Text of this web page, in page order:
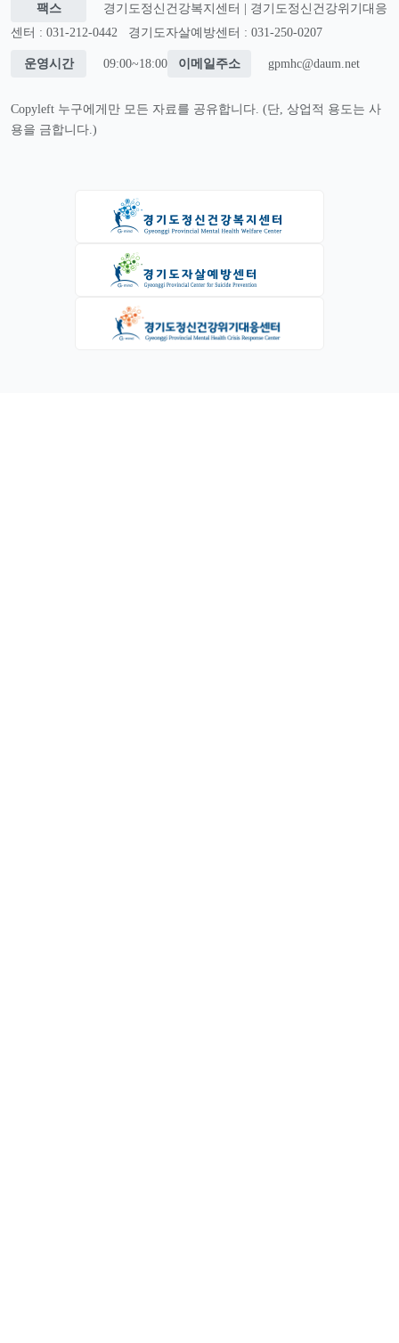
팩스
경기도정신건강복지센터 | 경기도정신건강위기대응
센터 : 031-212-0442
경기도자살예방센터 : 031-250-0207
운영시간 09:00~18:00 이메일주소 gpmhc@daum.net
Copyleft 누구에게만 모든 자료를 공유합니다. (단, 상업적 용도는 사
용을 금합니다.)